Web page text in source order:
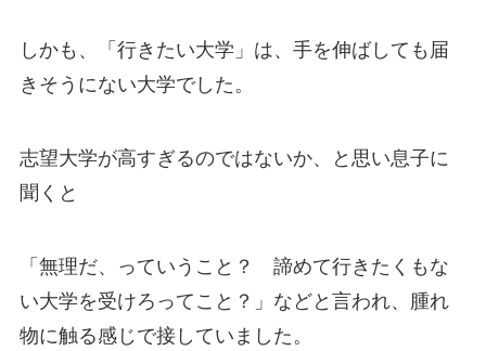
しかも、「行きたい大学」は、手を伸ばしても届
きそうにない大学でした。
志望大学が高すぎるのではないか、と思い息子に
聞くと
「無理だ、っていうこと？ 諦めて行きたくもな
い大学を受けろってこと？」などと言われ、腫れ
物に触る感じで接していました。